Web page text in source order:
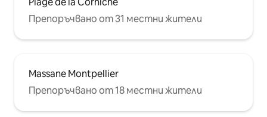
Препоръчвано от 31 местни жители
Massane Montpellier
Препоръчвано от 18 местни жители